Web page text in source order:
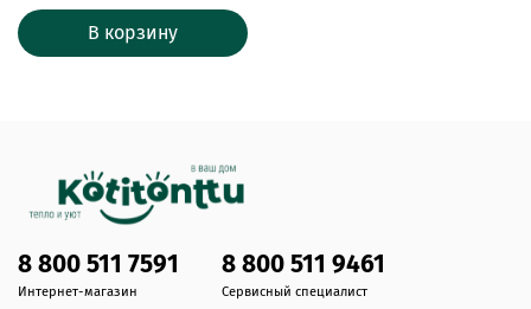
В корзину
8 800 511 7591
Интернет-магазин
8 800 511 9461
Сервисный специалист